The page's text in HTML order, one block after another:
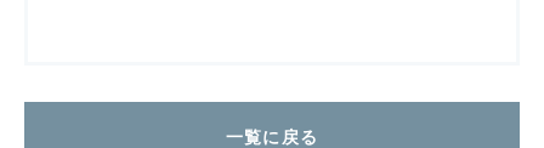
一覧に戻る